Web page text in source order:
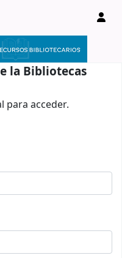
la Bibliotecas
para acceder.